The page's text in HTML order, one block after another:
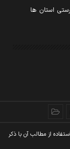
استان ها
از مطالب آن با ذکر